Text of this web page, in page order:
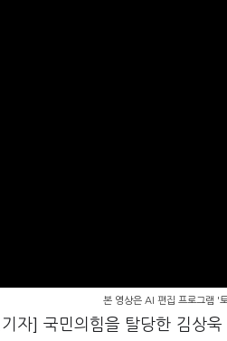
본 영상은 AI 편집 프로그램 '
자] 국민의힘을 탈당한 김상